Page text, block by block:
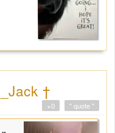
†
" quote "
+0